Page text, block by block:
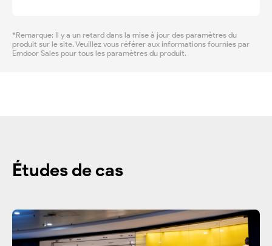
*Remarque: Il y a un retard dans la mise à jour des paramètres du
produit sur le site. Veuillez vous référer aux informations fournies par
Emdoor Sales pour tous les paramètres du produit.
Études de cas